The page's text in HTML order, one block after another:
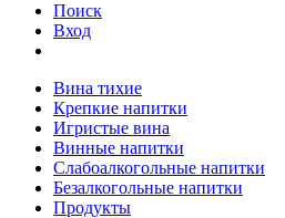
Поиск
Вход
Вина тихие
Крепкие напитки
Игристые вина
Винные напитки
Слабоалкогольные напитки
Безалкогольные напитки
Продукты